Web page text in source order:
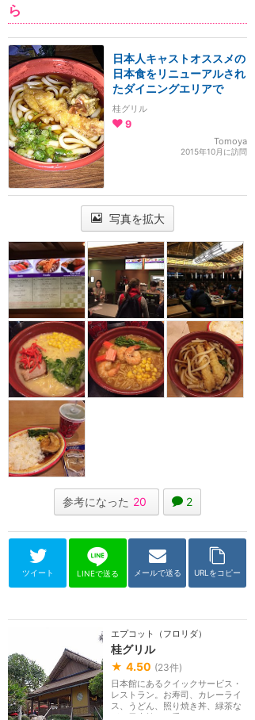
ら
日本人キャストオススメの
日本食をリニューアルされ
たダイニングエリアで
桂グリル
9
Tomoya
2015年10月に訪問
写真を拡大
参考になった 20 2
ツイート LINEで送る メールで送る URLをコピー
エプコット（フロリダ）
桂グリル
★ 4.50 (23件)
日本館にあるクイックサービス・
レストラン。お寿司、カレーライ
ス、うどん、照り焼き丼、緑茶な
ど。日本館で一番...